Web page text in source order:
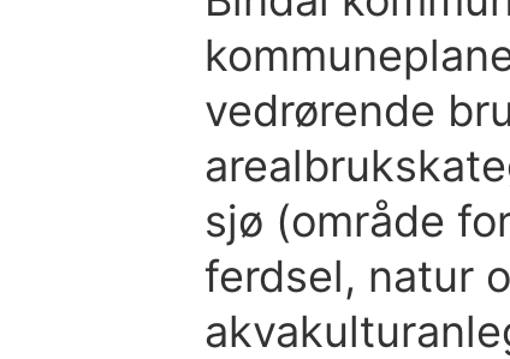
vedrørende
sjø (område
ferdsel, natur